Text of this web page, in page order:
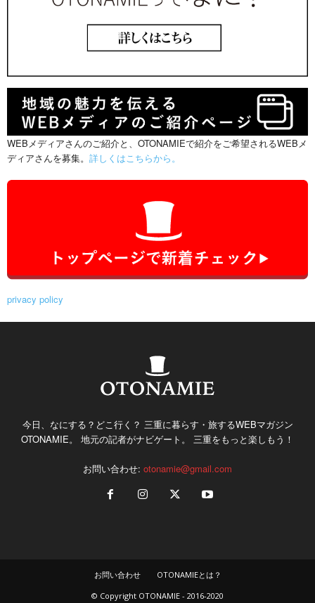
WEBメディアさんのご紹介と、OTONAMIEで紹介をご希望されるWEBメ
ディアさんを募集。 詳しくはこちらから。
privacy policy
今日、なにする？どこ行く？ 三重に暮らす・旅するWEBマガジン
OTONAMIE。 地元の記者がナビゲート。 三重をもっと楽しもう！
お問い合わせ: otonamie@gmail.com
お問い合わせ
OTONAMIEとは？
© Copyright OTONAMIE - 2016-2020